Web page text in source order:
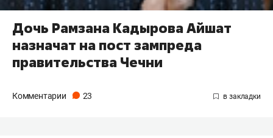
Дочь Рамзана Кадырова Айшат
назначат на пост зампреда
правительства Чечни
Комментарии 23